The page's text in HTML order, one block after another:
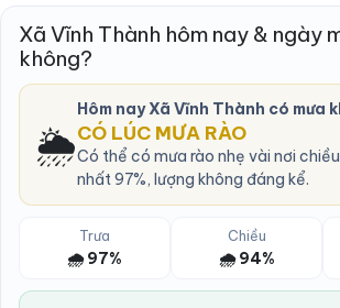
Xã Vĩnh Thành hôm nay & ngày
không?
🌦️
Hôm nay Xã Vĩnh Thành có mưa
CÓ LÚC MƯA RÀO
Có thể có mưa rào nhẹ vài nơi
nhất 97%, lượng không đáng kể.
Trưa
🌧️ 97%
Chiều
🌧️ 94%